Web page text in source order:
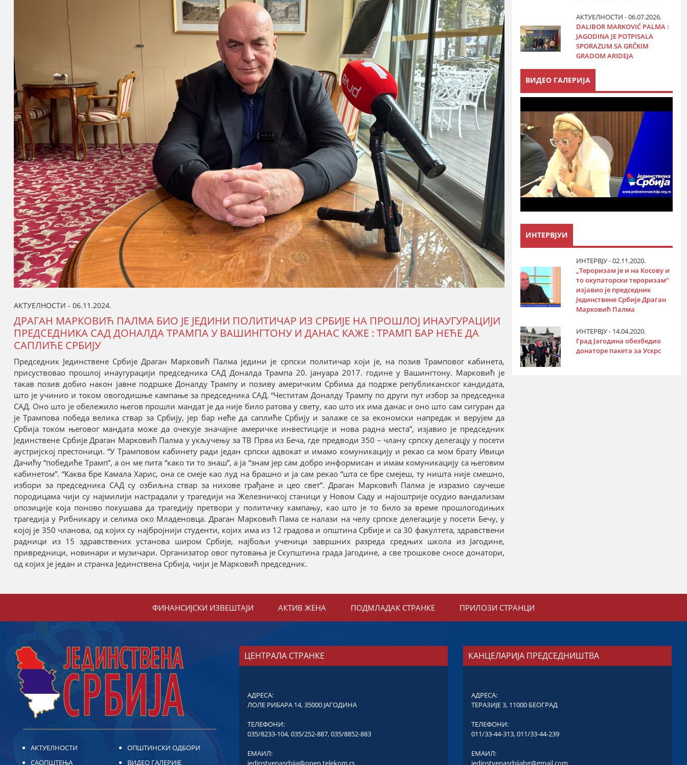
АКТУЕЛНОСТИ - 06.11.2024.
ДРАГАН МАРКОВИЋ ПАЛМА БИО ЈЕ ЈЕДИНИ ПОЛИТИЧАР ИЗ СРБИЈЕ НА ПРОШЛОЈ ИНАУГУРАЦИЈИ
ПРЕДСЕДНИКА САД ДОНАЛДА ТРАМПА У ВАШИНГТОНУ И ДАНАС КАЖЕ : ТРАМП БАР НЕЋЕ ДА
САПЛИЋЕ СРБИЈУ
Председник Јединствене Србије Драган Марковић Палма једини је српски политичар који је, на позив Трамповог кабинета,
присуствовао прошлој инаугурацији председника САД Доналда Трампа 20. јануара 2017. године у Вашингтону. Марковић је
такав позив добио након јавне подршке Доналду Трампу и позиву америчким Србима да подрже републиканског кандидата,
што је учинио и током овогодишње кампање за председника САД. “Честитам Доналду Трампу по други пут избор за председнка
САД. Оно што је обележило његов прошли мандат је да није било ратова у свету, као што их има данас и оно што сам сигуран да
је Трампова победа велика ствар за Србију, јер бар неће да саплиће Србију и залаже се за економски напредак и верујем да
Србија током његовог мандата може да очекује значајне америчке инвестиције и нова радна места”, изјавио је председник
Јединствене Србије Драган Марковић Палма у укључењу за ТВ Прва из Беча, где предводи 350 – члану српску делегацју у посети
аустријској престоници. “У Трамповом кабинету ради један српски адвокат и имамо комуникацију и рекао са мом брату Ивици
Дачићу “победиће Трамп”, а он ме пита “како ти то знаш”, а ја “знам јер сам добро информисан и имам комуникацију са његовим
кабинетом”. “Каква бре Камала Харис, она се смеје као луд на брашно и ја сам рекао “шта се бре смејеш, ту ништа није смешно,
избори за председника САД су озбиљна ствар за нихове грађане и цео свет”. Драган Марковић Палма је изразио саучеше
породицама чији су најмилији настрадали у трагедији на Железничкој станици у Новом Саду и најоштрије осудио вандализам
опозиције која поново покушава да трагедију претвори у политичку кампању, као што је то било за време прошлогодињих
трагедија у Рибникару и селима око Младеновца. Драган Марковић Пама се налази на челу српске делегације у посети Бечу, у
којој је 350 чланова, од којих су најбројнији студенти, којих има из 12 градова и општина Србије и са 30 факултета, здравствени
радници из 15 здравствених установа широм Србије, најбољи ученици завршних разреда средњих школа из Јагодине,
привредници, новинари и музичари. Организатор овог путовања је Скупштина града Јагодине, а све трошкове сносе донатори,
од којих је један и странка Јединствена Србија, чији је Марковић председник.
АКТУЕЛНОСТИ - 06.07.2026.
DALIBOR MARKOVIĆ PALMA :
JAGODINA JE POTPISALA
SPORAZUM SA GRČKIM
GRADOM ARIDEJA
ВИДЕО ГАЛЕРИЈА
ИНТЕРВЈУИ
ИНТЕРВЈУ - 02.11.2020.
„Тероризам је и на Косову и
то окупаторски тероризам“
изјавио је председник
Јединствене Србије Драган
Марковић Палма
ИНТЕРВЈУ - 14.04.2020.
Град Јагодина обезбедио
донаторе пакета за Ускрс
ФИНАНСИЈСКИ ИЗВЕШТАЈИ АКТИВ ЖЕНА ПОДМЛАДАК СТРАНКЕ ПРИЛОЗИ СТРАНЦИ
АКТУЕЛНОСТИ
САОПШТЕЊА
ОПШТИНСКИ ОДБОРИ
ВИДЕО ГАЛЕРИЈЕ
ЦЕНТРАЛА СТРАНКЕ
АДРЕСА:
ЛОЛЕ РИБАРА 14, 35000 ЈАГОДИНА
ТЕЛЕФОНИ:
035/8233-104,035/252-887,035/8852-883
ЕМАИЛ:
jedinstvenasrbija@open.telekom.rs
КАНЦЕЛАРИЈА ПРЕДСЕДНИШТВА
АДРЕСА:
ТЕРАЗИЈЕ 3, 11000 БЕОГРАД
ТЕЛЕФОНИ:
011/33-44-313,011/33-44-239
ЕМАИЛ:
jedinstvenasrbijabg@gmail.com